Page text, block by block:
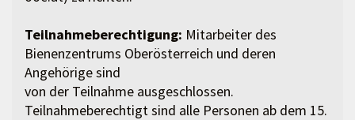
Teilnahmeberechtigung: Mitarbeiter des
Bienenzentrums Oberösterreich und deren
Angehörige sind
von der Teilnahme ausgeschlossen.
Teilnahmeberechtigt sind alle Personen ab dem 15.